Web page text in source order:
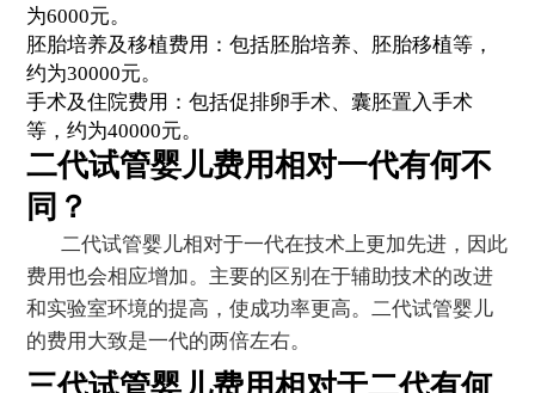
为6000元。
胚胎培养及移植费用：包括胚胎培养、胚胎移植等，
约为30000元。
手术及住院费用：包括促排卵手术、囊胚置入手术
等，约为40000元。
二代试管婴儿费用相对一代有何不
同？
二代试管婴儿相对于一代在技术上更加先进，因此
费用也会相应增加。主要的区别在于辅助技术的改进
和实验室环境的提高，使成功率更高。二代试管婴儿
的费用大致是一代的两倍左右。